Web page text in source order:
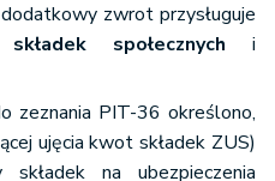
składek, których
dochód (przychód)
ustawy, oraz
wymiaru stanowi
podstawie przepisów
poboru podatku;
zwrot przysługuje
składek społecznych i
zeznania PIT-36 określono,
ujęcia kwot składek ZUS)
na ubezpieczenia